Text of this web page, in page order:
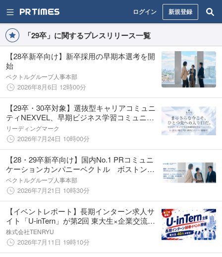
ログイン 新規登録
「29卒」に関するプレスリリース一覧
【28卒新卒向け】新卒採用の早期本選考を開
始
ベクトルグループ人事本部
2026年8月6日 12時00分
【29卒・30卒対象】選抜型キャリアコミュニ
ティNEXVEL、早期ビジネス学習コミュニテ
ィ「NEXVEL Academy（ネクアカ）」を始動
リーディングマーク
2026年7月24日 10時00分
【28・29卒新卒向け】国内No.1 PRコミュニ
ケーションカンパニーベクトル ボストンキ
ャリアフォーラム2026に出展決定
ベクトルグループ人事本部
2026年7月21日 10時30分
【イベントレポート】長期インターン求人サ
イト「U-inTern」が第2回 東大生×企業交流イ
ベントを開催 東大生40名・企業4社が参加
株式会社TENRYU
2026年7月11日 19時10分